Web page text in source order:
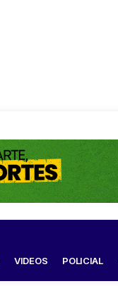
VIDEOS POLICIAL